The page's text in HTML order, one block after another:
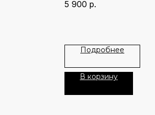
5 900 р.
Подробнее
В корзину